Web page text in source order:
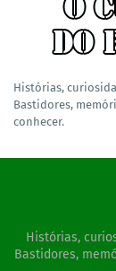
Histórias,
Bastidores,
conhecer.
Histórias,
Bastidores,